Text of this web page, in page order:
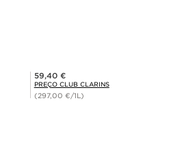
Preço Club Clarins 59,40 €
59,40 €
PREÇO CLUB CLARINS
(297,00 €/1L)